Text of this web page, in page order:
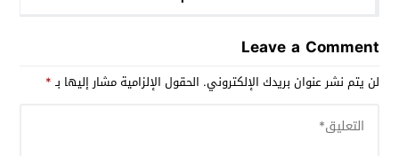
Leave a Comment
لن يتم نشر عنوان بريدك الإلكتروني. الحقول الإلزامية مشار إليها بـ*